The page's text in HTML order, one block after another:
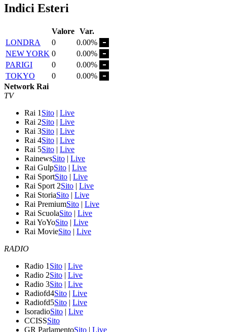
Indici Esteri
Valore Var.
LONDRA
0
0.00%
NEW YORK 0
0.00%
PARIGI
0
0.00%
TOKYO
0
0.00%
Network Rai
TV
Rai 1 Sito | Live
Rai 2Sito | Live
Rai 3Sito | Live
Rai 4Sito | Live
Rai 5Sito | Live
RainewsSito | Live
Rai GulpSito | Live
Rai SportSito | Live
Rai Sport 2Sito | Live
Rai StoriaSito | Live
Rai PremiumSito | Live
Rai ScuolaSito | Live
Rai YoYoSito | Live
Rai MovieSito | Live
RADIO
Radio 1 Sito | Live
Radio 2Sito | Live
Radio 3Sito | Live
Radiofd4Sito | Live
Radiofd5Sito | Live
IsoradioSito | Live
CCISSSito
GR ParlamentoSito | Live